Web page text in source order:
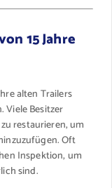
15 Jahre
alten Trailers
Viele Besitzer
restaurieren, um
Oft
Inspektion, um
sind.